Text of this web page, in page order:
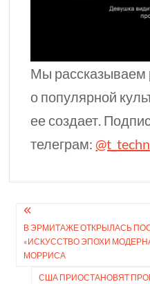
Мы рассказываем
о популярной
ее создает.
телеграм:
Навигация
по
записям
В ЭРМИТАЖЕ ОТКРЫ­ЛАСЬ
«ИСКУС­СТВО ЭПОХИ
МОРРИСА
США ПРИОСТАНОВЯТ